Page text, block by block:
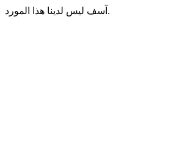
آسف ليس لدينا هذا المورد.